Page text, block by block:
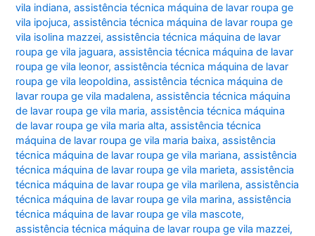
vila indiana,assistência técnica máquina de lavar roupa ge
vila ipojuca,assistência técnica máquina de lavar roupa ge
vila isolina mazzei,assistência técnica máquina de lavar
roupa ge vila jaguara,assistência técnica máquina de lavar
roupa ge vila leonor,assistência técnica máquina de lavar
roupa ge vila leopoldina,assistência técnica máquina de
lavar roupa ge vila madalena,assistência técnica máquina
de lavar roupa ge vila maria,assistência técnica máquina
de lavar roupa ge vila maria alta,assistência técnica
máquina de lavar roupa ge vila maria baixa,assistência
técnica máquina de lavar roupa ge vila mariana,assistência
técnica máquina de lavar roupa ge vila marieta,assistência
técnica máquina de lavar roupa ge vila marilena,assistência
técnica máquina de lavar roupa ge vila marina,assistência
técnica máquina de lavar roupa ge vila mascote,
assistência técnica máquina de lavar roupa ge vila mazzei,